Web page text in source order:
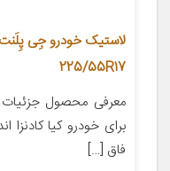
225/55R17
فاق […]